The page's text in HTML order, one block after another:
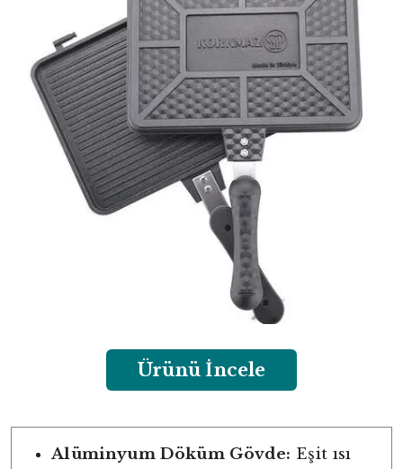
Ürünü İncele
Alüminyum Döküm Gövde: Eşit ısı